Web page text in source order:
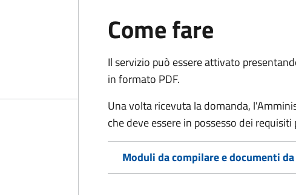
Come fare
Il servizio può essere attivato
in formato PDF.
Una volta ricevuta la domanda,
che deve essere in possesso dei
Moduli da compilare e documenti